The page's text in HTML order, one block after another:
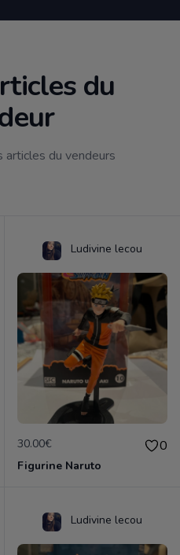
du
articles du vendeurs
Ludivine lecou
30.00€ 0
Figurine Naruto
Ludivine lecou